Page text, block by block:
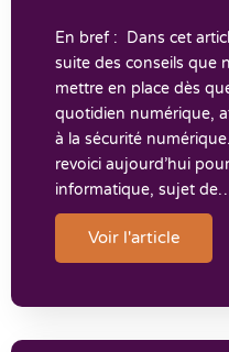
En bref : Dans cet
suite des conseils que
mettre en place dès
quotidien numérique,
à la sécurité
revoici aujourd’hui
informatique, sujet
Voir l'article